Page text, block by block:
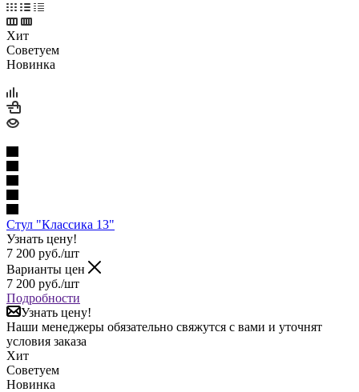
Хит
Советуем
Новинка
Стул "Классика 13"
Узнать цену!
7 200 руб./шт
Варианты цен
7 200 руб./шт
Подробности
Узнать цену!
Наши менеджеры обязательно свяжутся с вами и уточнят
условия заказа
Хит
Советуем
Новинка